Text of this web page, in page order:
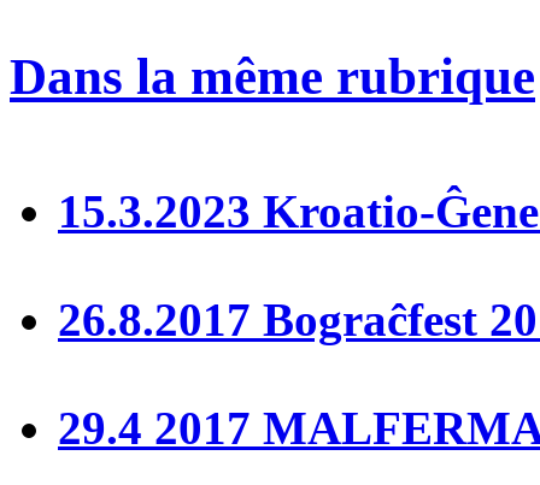
Dans la même rubrique
15.3.2023 Kroatio-
26.8.2017 Bograĉfest
29.4 2017